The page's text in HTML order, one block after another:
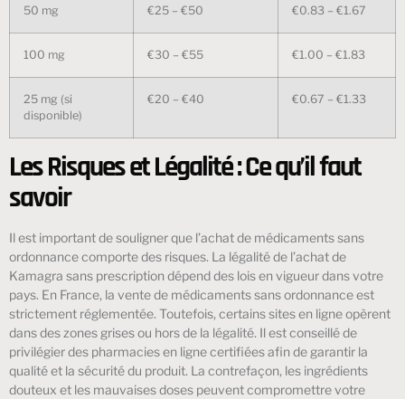
50 mg €25 – €50 €0.83 – €1.67
100 mg €30 – €55 €1.00 – €1.83
25 mg (si
disponible)
€20 – €40 €0.67 – €1.33
Les Risques et Légalité : Ce qu’il faut
savoir
Il est important de souligner que l’achat de médicaments sans
ordonnance comporte des risques. La légalité de l’achat de
Kamagra sans prescription dépend des lois en vigueur dans votre
pays. En France, la vente de médicaments sans ordonnance est
strictement réglementée. Toutefois, certains sites en ligne opèrent
dans des zones grises ou hors de la légalité. Il est conseillé de
privilégier des pharmacies en ligne certifiées afin de garantir la
qualité et la sécurité du produit. La contrefaçon, les ingrédients
douteux et les mauvaises doses peuvent compromettre votre